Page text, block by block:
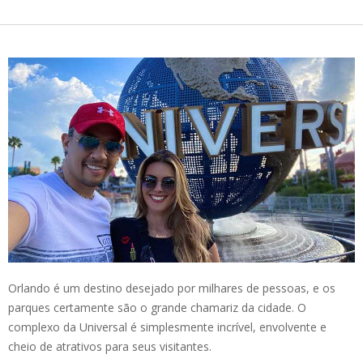
Orlando é um destino desejado por milhares de pessoas, e os
parques certamente são o grande chamariz da cidade. O
complexo da Universal é simplesmente incrível, envolvente e
cheio de atrativos para seus visitantes.